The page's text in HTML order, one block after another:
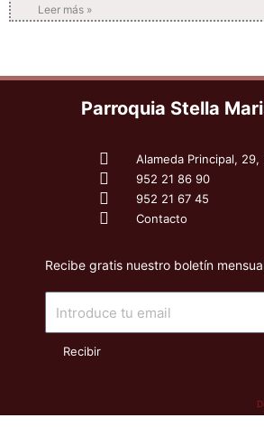
Leer más »
Parroquia Stella
Alameda Principal, 29,
952 21 86 90
952 21 67 45
Contacto
Recibe gratis nuestro boletín
Recibir